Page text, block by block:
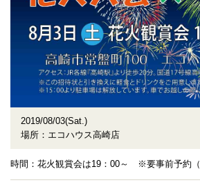
2019/08/03(Sat.)
場所：エコハウス高崎店
時間：花火観賞会は19：00～ ※要事前予約（